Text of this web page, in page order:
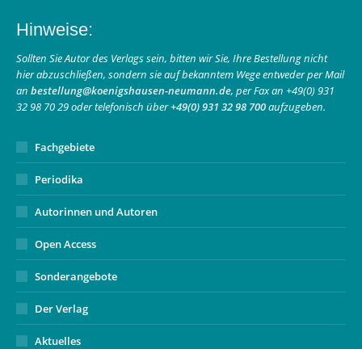
opens
in
new
window
opens
in
new
window
page
opens
in
new
window
Hinweise:
Sollten Sie Autor des Verlags sein, bitten wir Sie, Ihre Bestellung nicht
hier abzuschließen, sondern sie auf bekanntem Wege entweder per Mail
an bestellung@koenigshausen-neumann.de, per Fax an +49(0) 931
32 98 70 29 oder telefonisch über+49(0) 931 32 98 700aufzugeben.
Fachgebiete
Periodika
Autorinnen und Autoren
Open Access
Sonderangebote
Der Verlag
Aktuelles